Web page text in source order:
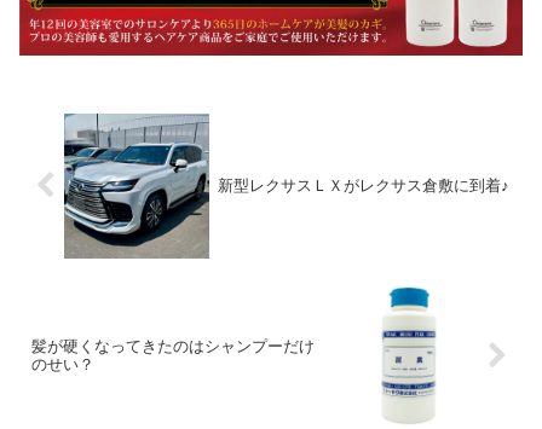
新型レクサスＬＸがレクサス倉敷に到着♪
髪が硬くなってきたのはシャンプーだけ
のせい？